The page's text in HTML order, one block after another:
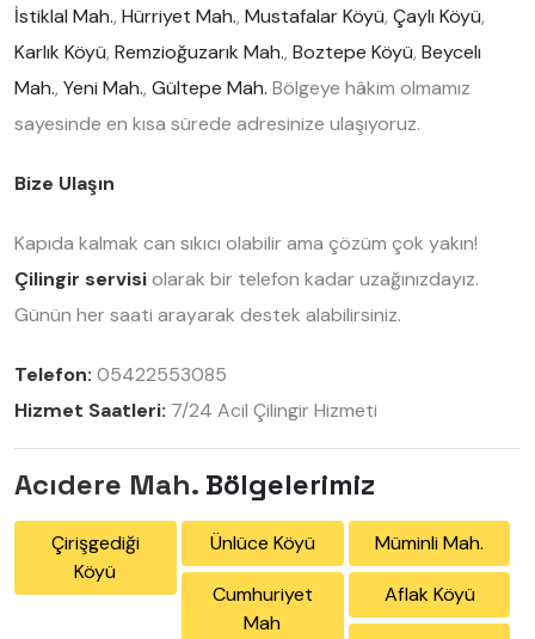
İstiklal Mah., Hürriyet Mah., Mustafalar Köyü, Çaylı Köyü,
Karlık Köyü, Remzioğuzarık Mah., Boztepe Köyü, Beycelı
Mah., Yeni Mah., Gültepe Mah. Bölgeye hâkim olmamız
sayesinde en kısa sürede adresinize ulaşıyoruz.
Bize Ulaşın
Kapıda kalmak can sıkıcı olabilir ama çözüm çok yakın!
Çilingir servisiolarak bir telefon kadar uzağınızdayız.
Günün her saati arayarak destek alabilirsiniz.
Telefon: 05422553085
Hizmet Saatleri: 7/24 Acil Çilingir Hizmeti
Acıdere Mah. Bölgelerimiz
Çirişgediği
Köyü
Ünlüce Köyü Müminli Mah.
Cumhuriyet
Mah
Aflak Köyü